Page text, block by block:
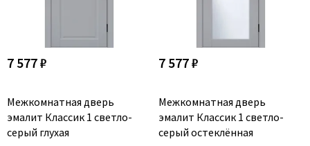
Eclisse
El Porta
Fimet
Fratelli Cattini
7 577 ₽
Межкомнатная дверь
эмалит Классик 1 светло-
серый глухая
7 577 ₽
Межкомнатная дверь
эмалит Классик 1 светло-
серый остеклённая